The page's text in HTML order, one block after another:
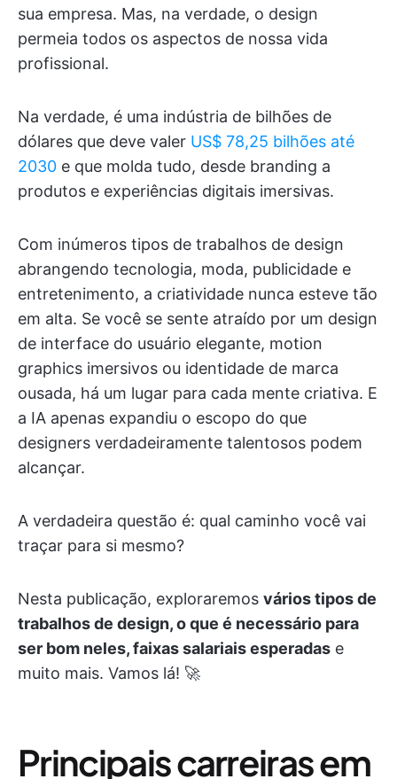
sua empresa. Mas, na verdade, o design
permeia todos os aspectos de nossa vida
profissional.
Na verdade, é uma indústria de bilhões de
dólares que deve valer US$ 78,25 bilhões até
2030 e que molda tudo, desde branding a
produtos e experiências digitais imersivas.
Com inúmeros tipos de trabalhos de design
abrangendo tecnologia, moda, publicidade e
entretenimento, a criatividade nunca esteve tão
em alta. Se você se sente atraído por um design
de interface do usuário elegante, motion
graphics imersivos ou identidade de marca
ousada, há um lugar para cada mente criativa. E
a IA apenas expandiu o escopo do que
designers verdadeiramente talentosos podem
alcançar.
A verdadeira questão é: qual caminho você vai
traçar para si mesmo?
Nesta publicação, exploraremos vários tipos de
trabalhos de design, o que é necessário para
ser bom neles, faixas salariais esperadas e
muito mais. Vamos lá! 🚀
Principais carreiras em